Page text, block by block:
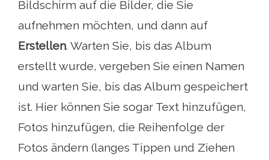
Bildschirm auf die Bilder, die Sie
aufnehmen möchten, und dann auf
Erstellen. Warten Sie, bis das Album
erstellt wurde, vergeben Sie einen Namen
und warten Sie, bis das Album gespeichert
ist. Hier können Sie sogar Text hinzufügen,
Fotos hinzufügen, die Reihenfolge der
Fotos ändern (langes Tippen und Ziehen